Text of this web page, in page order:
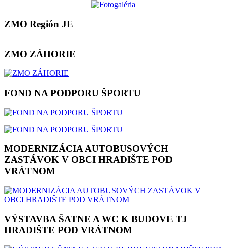
ZMO Región JE
ZMO ZÁHORIE
FOND NA PODPORU ŠPORTU
MODERNIZÁCIA AUTOBUSOVÝCH
ZASTÁVOK V OBCI HRADIŠTE POD
VRÁTNOM
VÝSTAVBA ŠATNE A WC K BUDOVE TJ
HRADIŠTE POD VRÁTNOM